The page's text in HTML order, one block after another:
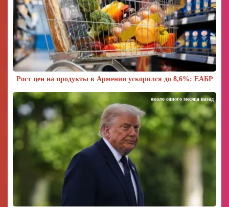
Рост цен на продукты в Армении ускорился до 8,6%: ЕАБР
около одного месяца назад